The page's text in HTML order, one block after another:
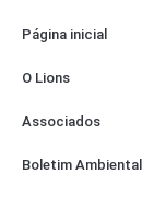
Página inicial
O Lions
Associados
Boletim Ambiental